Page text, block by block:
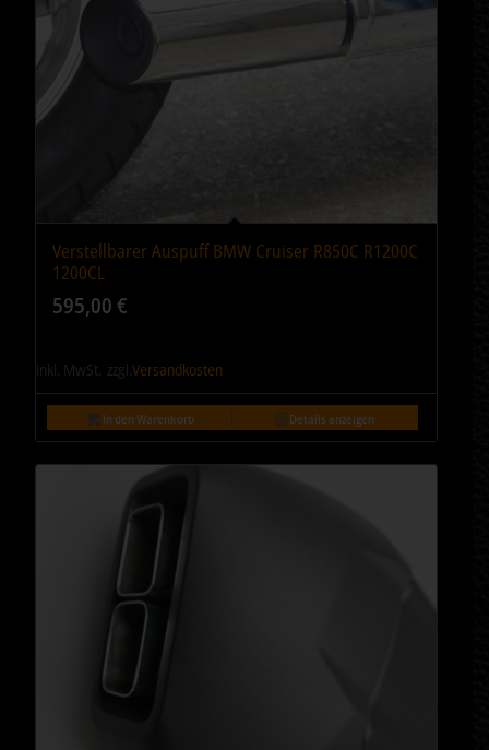
Verstellbarer Auspuff BMW Cruiser R850C R1200C
1200CL
595,00€
inkl. MwSt. zzgl.Versandkosten
In den Warenkorb Details anzeigen